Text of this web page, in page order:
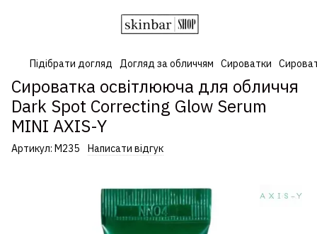
Підібрати догляд Догляд за обличчям Сироватки
Сироватка освітлююча для обличчя
Dark Spot Correcting Glow Serum
MINI AXIS-Y
Артикул: М235 Написати відгук